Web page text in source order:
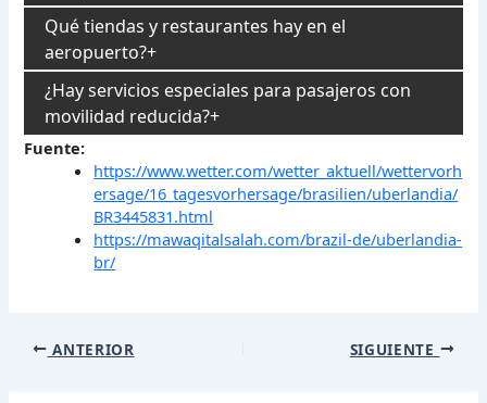
Qué tiendas y restaurantes hay en el
aeropuerto?
¿Hay servicios especiales para pasajeros con
movilidad reducida?
Fuente:
https://www.wetter.com/wetter_aktuell/wettervorh
ersage/16_tagesvorhersage/brasilien/uberlandia/
BR3445831.html
https://mawaqitalsalah.com/brazil-de/uberlandia-
br/
Navegación
ANTERIOR SIGUIENTE